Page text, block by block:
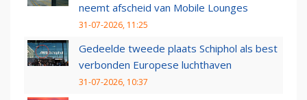
neemt afscheid van Mobile Lounges
31-07-2026, 11:25
Gedeelde tweede plaats Schiphol als best
verbonden Europese luchthaven
31-07-2026, 10:37